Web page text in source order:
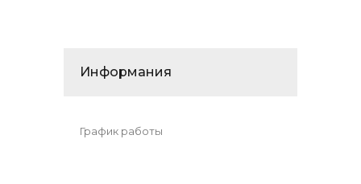
Информания
График работы